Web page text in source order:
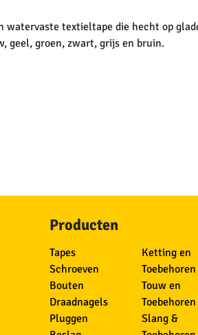
watervaste textieltape die hecht op
geel, groen, zwart, grijs en bruin.
Producten
Tapes
Schroeven
Bouten
Draadnagels
Pluggen
Ketting en
Toebehoren
Touw en
Toebehoren
Slang &